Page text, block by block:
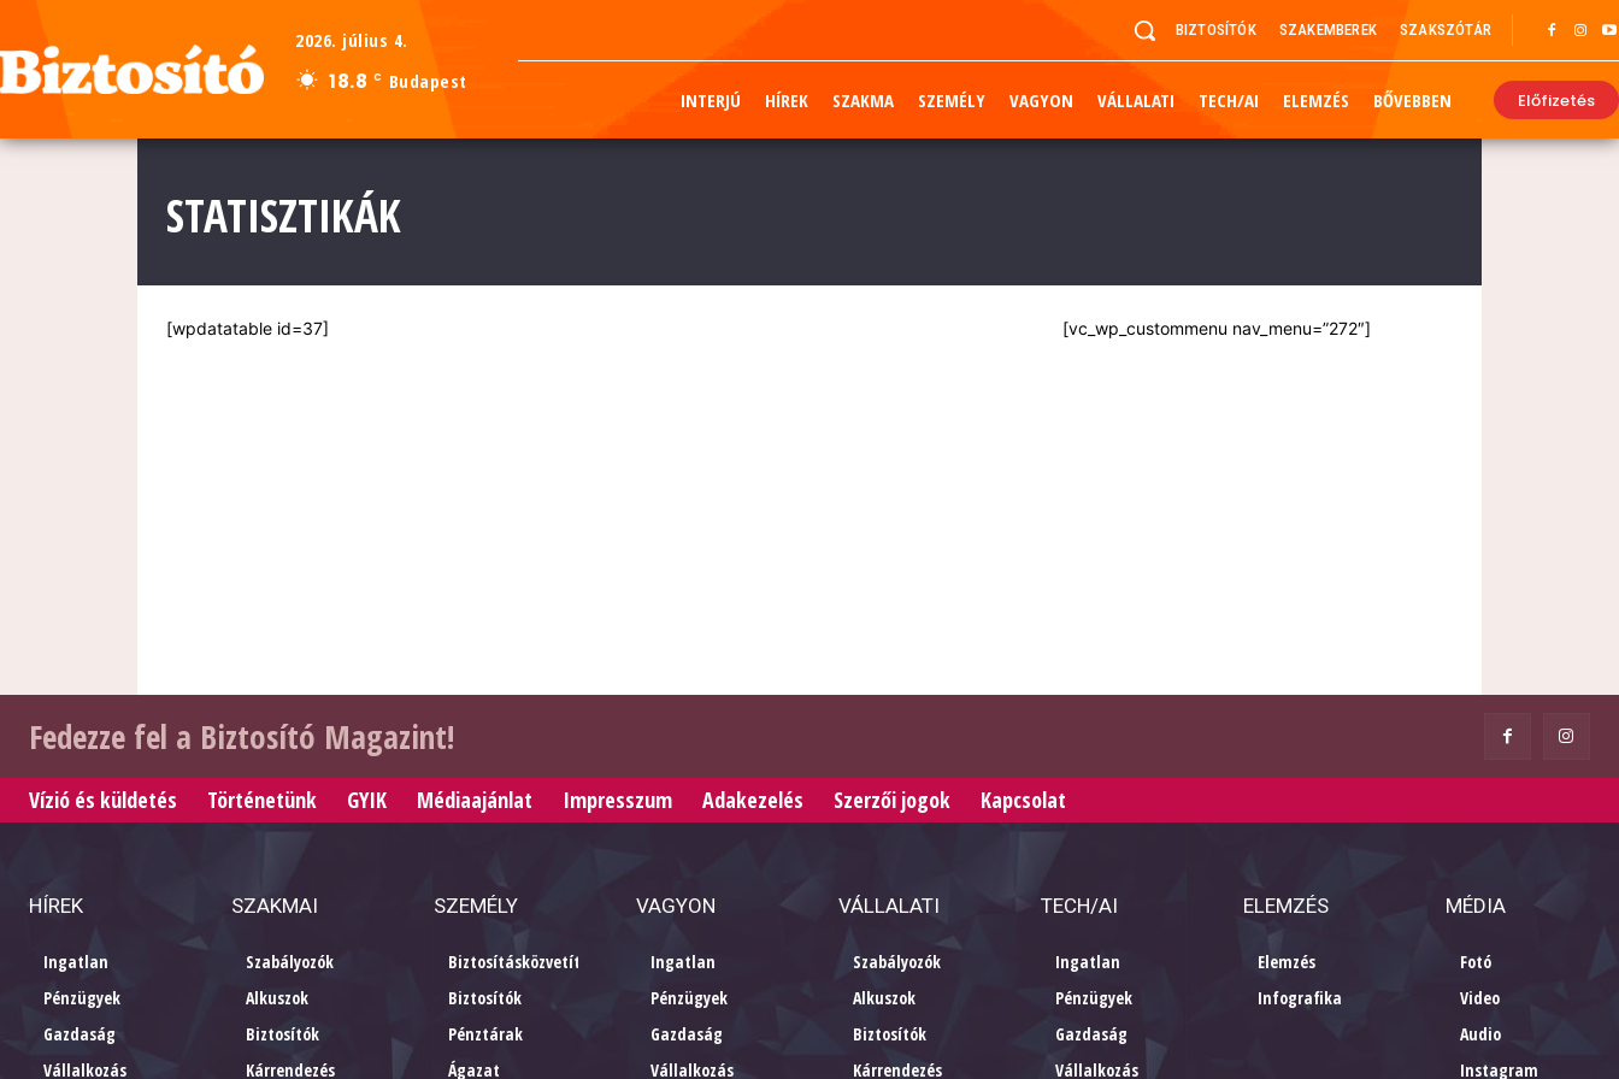
2026. július 4.
18.8 C Budapest
BIZTOSÍTÓK SZAKEMBEREK SZAKSZÓTÁR
INTERJÚ HÍREK SZAKMA SZEMÉLY VAGYON VÁLLALATI TECH/AI ELEMZÉS BŐVEBBEN Előfizetés
STATISZTIKÁK
[wpdatatable id=37] [vc_wp_custommenu nav_menu=”272″]
Fedezze fel a Biztosító Magazint!
Vízió és küldetés Történetünk GYIK Médiaajánlat Impresszum Adakezelés Szerzői jogok Kapcsolat
HÍREK
Ingatlan
Pénzügyek
Gazdaság
Vállalkozás
SZAKMAI
Szabályozók
Alkuszok
Biztosítók
Kárrendezés
SZEMÉLY
Biztosításközvetítők
Biztosítók
Pénztárak
Ágazat
VAGYON
Ingatlan
Pénzügyek
Gazdaság
Vállalkozás
VÁLLALATI
Szabályozók
Alkuszok
Biztosítók
Kárrendezés
TECH/AI
Ingatlan
Pénzügyek
Gazdaság
Vállalkozás
ELEMZÉS
Elemzés
Infografika
MÉDIA
Fotó
Video
Audio
Instagram